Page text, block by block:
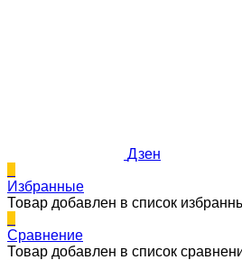
Дзен
Избранные
Товар добавлен в список
Сравнение
Товар добавлен в список